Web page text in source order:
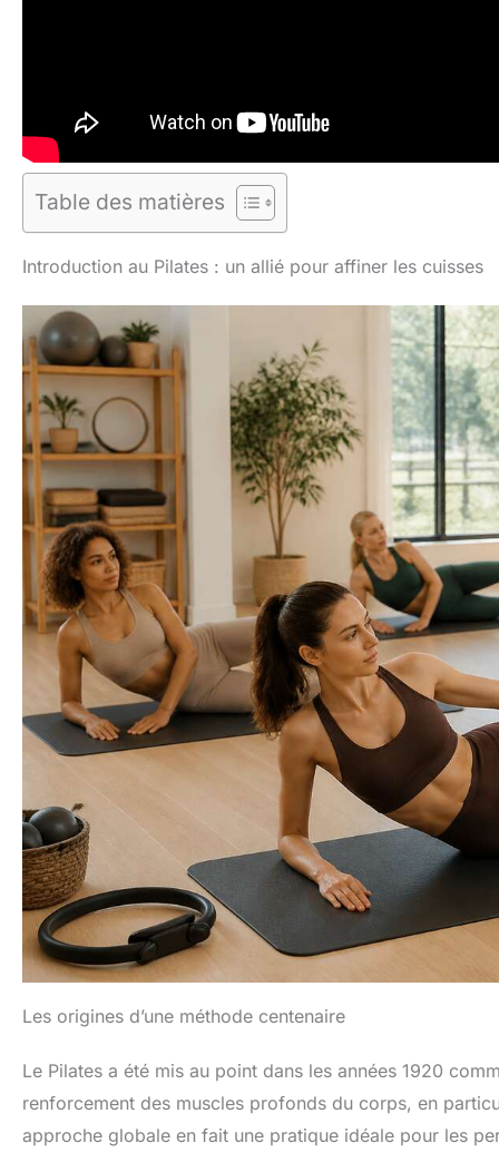
Table des matières
Introduction au Pilates : un allié pour affiner les cuisses
Les origines d’une méthode centenaire
Le Pilates a été mis au point dans les années 1920
renforcement des muscles profonds du corps, en
approche globale en fait une pratique idéale pour les